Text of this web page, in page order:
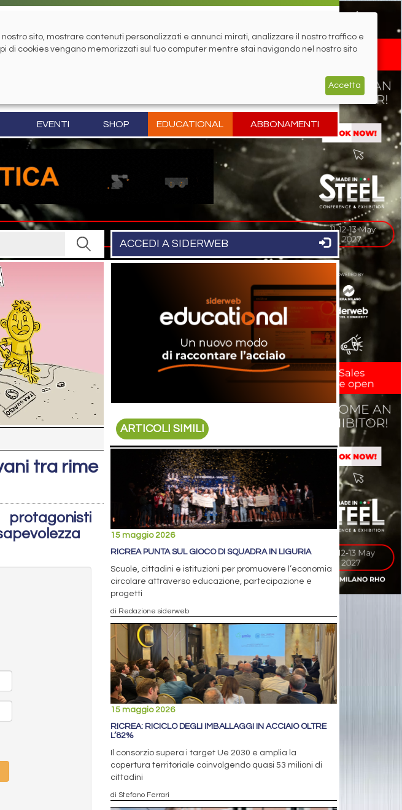
EVENTI SHOP EDUCATIONAL ABBONAMENTI
ACCEDI A SIDERWEB
tra rime
ARTICOLI SIMILI
15 maggio 2026
RICREA PUNTA SUL GIOCO DI SQUADRA IN LIGURIA
Scuole, cittadini e istituzioni per promuovere l’economia
circolare attraverso educazione, partecipazione e
progetti
di Redazione siderweb
15 maggio 2026
RICREA: RICICLO DEGLI IMBALLAGGI IN ACCIAIO OLTRE
L’82%
Il consorzio supera i target Ue 2030 e amplia la
copertura territoriale coinvolgendo quasi 53 milioni di
cittadini
di Stefano Ferrari
sito, mostrare contenuti personalizzati e annunci mirati, analizzare il nostro traffico e
di cookies vengano memorizzati sul tuo computer mentre stai navigando nel nostro sito
Accetta